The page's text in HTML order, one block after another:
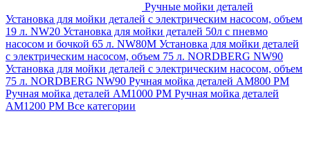
Ручные мойки деталей
Установка для мойки деталей с электрическим насосом, объем
19 л. NW20 Установка для мойки деталей 50л с пневмо
насосом и бочкой 65 л. NW80M Установка для мойки деталей
с электрическим насосом, объем 75 л. NORDBERG NW90
Установка для мойки деталей с электрическим насосом, объем
75 л. NORDBERG NW90 Ручная мойка деталей АМ800 РМ
Ручная мойка деталей АМ1000 РМ Ручная мойка деталей
АМ1200 РМ Все категории